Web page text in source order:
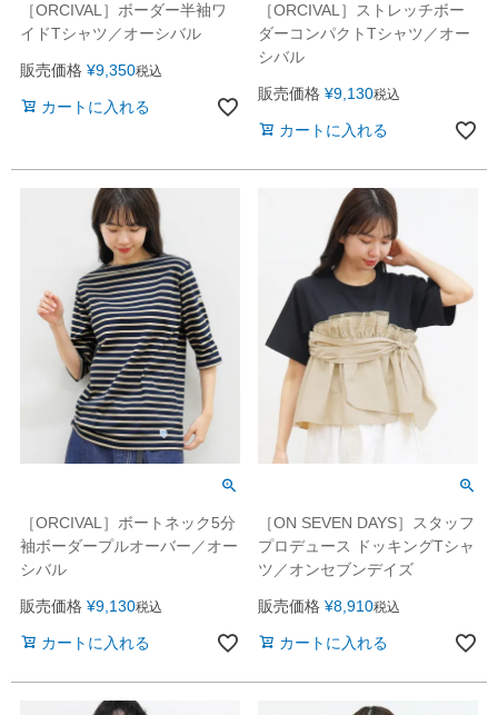
［ORCIVAL］ボーダー半袖ワ
イドTシャツ／オーシバル
販売価格 ¥9,350税込
カートに入れる
［ORCIVAL］ストレッチボー
ダーコンパクトTシャツ／オー
シバル
販売価格 ¥9,130税込
カートに入れる
［ORCIVAL］ボートネック5分
袖ボーダープルオーバー／オー
シバル
販売価格 ¥9,130税込
カートに入れる
［ON SEVEN DAYS］スタッフ
プロデュース ドッキングTシャ
ツ／オンセブンデイズ
販売価格 ¥8,910税込
カートに入れる